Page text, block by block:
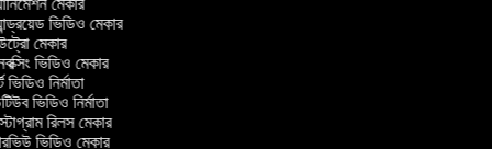
মেকার
ভিডিও মেকার
মেকার
ভিডিও মেকার
নির্মাতা
ভিডিও নির্মাতা
রিলস মেকার
ভিডিও মেকার